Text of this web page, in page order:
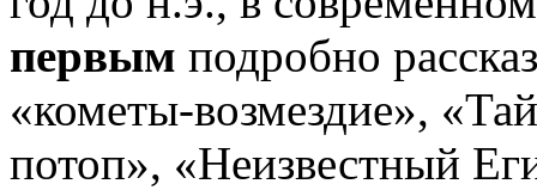
первым подробно
«кометы-возмездие»,
потоп», «Неизвестный